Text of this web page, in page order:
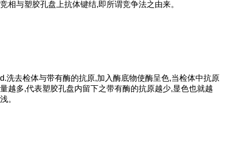
竞相与塑胶孔盘上抗体键结,即所谓竞争法之由来。
d.洗去检体与带有酶的抗原,加入酶底物使酶呈色,当检体中抗原
量越多,代表塑胶孔盘内留下之带有酶的抗原越少,显色也就越
浅。